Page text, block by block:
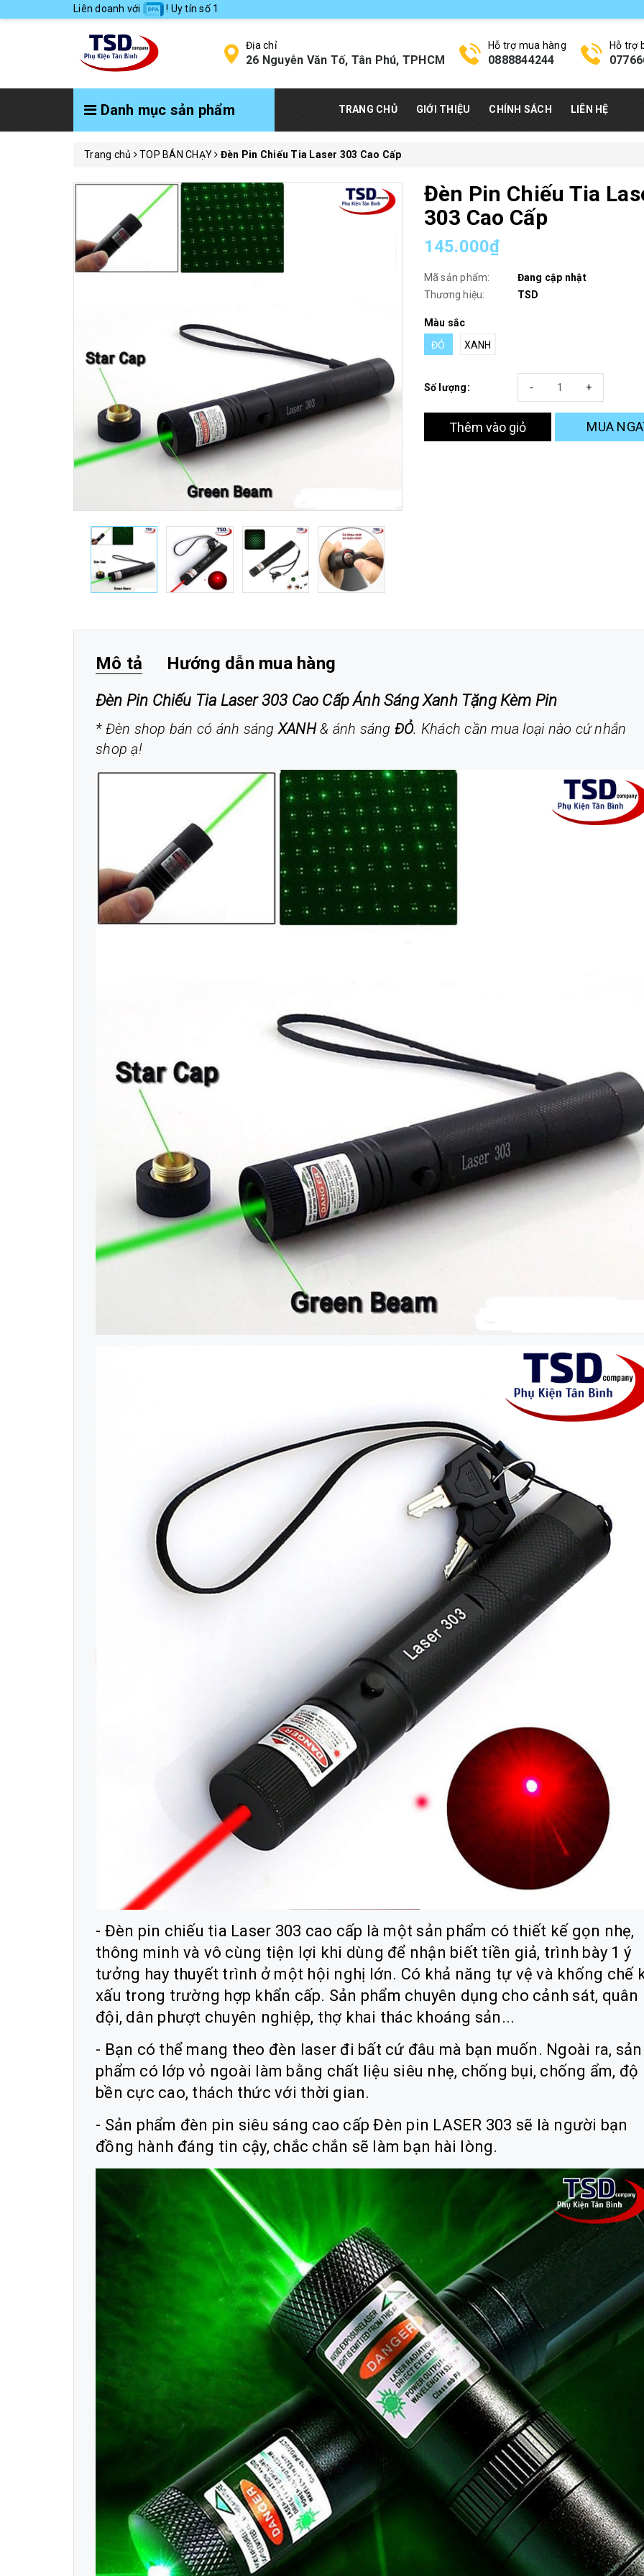
Liên doanh với ! Uy tín số 1
Địa chỉ
26 Nguyễn Văn Tố, Tân Phú, TPHCM
Hỗ trợ mua hàng
0888844244
Hỗ trợ
Danh mục sản phẩm TRANG CHỦ GIỚI THIỆU CHÍNH SÁCH LIÊN HỆ
Trang chủ TOP BÁN CHẠY Đèn Pin Chiếu Tia Laser 303 Cao Cấp
Đèn Pin Chiếu Tia
303 Cao Cấp
145.000₫
Mã sản phẩm:
Đang cập nhật
Thương hiệu:
TSD
Màu sắc
ĐỎ
XANH
Số lượng: +
-
Thêm vào giỏ MUA
Mô tả Hướng dẫn mua hàng
Đèn Pin Chiếu Tia Laser 303 Cao Cấp Ánh Sáng Xanh Tặng Kèm Pin
* Đèn shop bán có ánh sángXANH& ánh sáng ĐỎ. Khách cần mua loại nào cứ nhắn
shop ạ!
- Đèn pin chiếu tia Laser 303 cao cấp là một sản phẩm có thiết kế gọn nhẹ,
thông minh và vô cùng tiện lợi khi dùng để nhận biết tiền giả, trình bày 1 ý
tưởng hay thuyết trình ở một hội nghị lớn. Có khả năng tự vệ và khống chế
xấu trong trường hợp khẩn cấp. Sản phẩm chuyên dụng cho cảnh sát, quân
đội, dân phượt chuyên nghiệp, thợ khai thác khoáng sản...
- Bạn có thể mang theo đèn laser đi bất cứ đâu mà bạn muốn. Ngoài ra, sản
phẩm có lớp vỏ ngoài làm bằng chất liệu siêu nhẹ, chống bụi, chống ẩm, độ
bền cực cao, thách thức với thời gian.
- Sản phẩm đèn pin siêu sáng cao cấp Đèn pin LASER 303 sẽ là người bạn
đồng hành đáng tin cậy, chắc chắn sẽ làm bạn hài lòng.